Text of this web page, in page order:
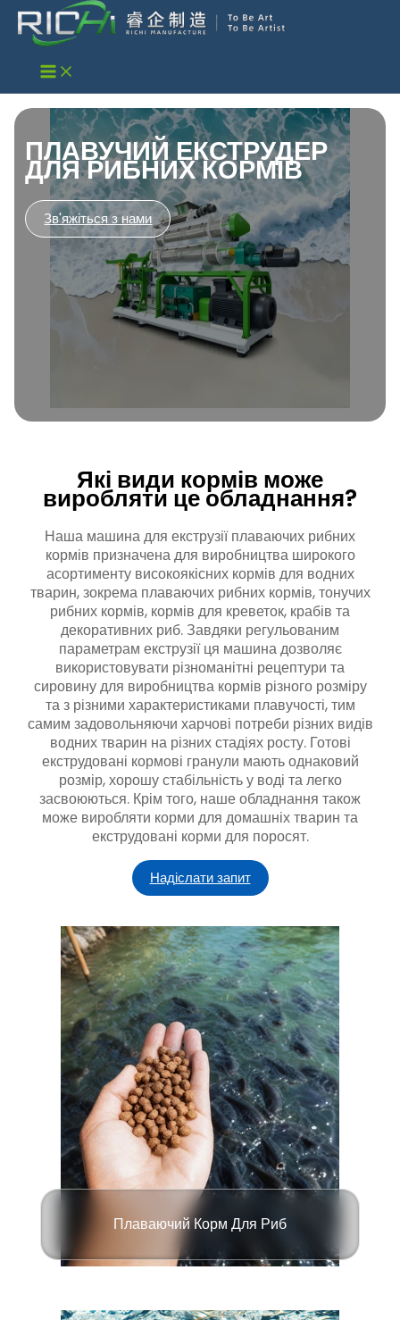
Перейти
вмісту
ПЛАВУЧИЙ ЕКСТРУДЕР
ДЛЯ РИБНИХ КОРМІВ
Зв'яжіться з нами
Які види кормів може
виробляти це обладнання?
Наша машина для екструзії плаваючих рибних
кормів призначена для виробництва широкого
асортименту високоякісних кормів для водних
тварин, зокрема плаваючих рибних кормів, тонучих
рибних кормів, кормів для креветок, крабів та
декоративних риб. Завдяки регульованим
параметрам екструзії ця машина дозволяє
використовувати різноманітні рецептури та
сировину для виробництва кормів різного розміру
та з різними характеристиками плавучості, тим
самим задовольняючи харчові потреби різних видів
водних тварин на різних стадіях росту. Готові
екструдовані кормові гранули мають однаковий
розмір, хорошу стабільність у воді та легко
засвоюються. Крім того, наше обладнання також
може виробляти корми для домашніх тварин та
екструдовані корми для поросят.
Надіслати запит
Плаваючий Корм Для Риб